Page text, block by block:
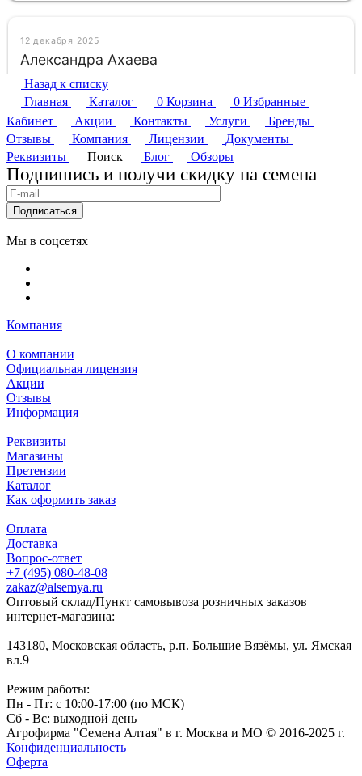
Назад к списку
Главная
Каталог 0 Корзина 0 Избранные
Кабинет
Акции Контакты Услуги
Бренды
Отзывы
Компания Лицензии
Документы
Реквизиты
Поиск Блог Обзоры
Подпишись и получи скидку на семена
Подписаться
Мы в соцсетях
Компания
О компании
Официальная лицензия
Акции
Отзывы
Информация
Реквизиты
Магазины
Претензии
Каталог
Как оформить заказ
Оплата
Доставка
Вопрос-ответ
+7 (495) 080-48-08
zakaz@alsemya.ru
Оптовый склад/Пункт самовывоза розничных заказов
интернет-магазина:
143180, Московская область, р.п. Большие Вязёмы, ул. Ямская
вл.9
Режим работы:
Пн - Пт: с 10:00-17:00 (по МСК)
Сб - Вс: выходной день
Агрофирма "Семена Алтая" в г. Москва и МО © 2016-2025 г.
Конфиденциальность
Оферта